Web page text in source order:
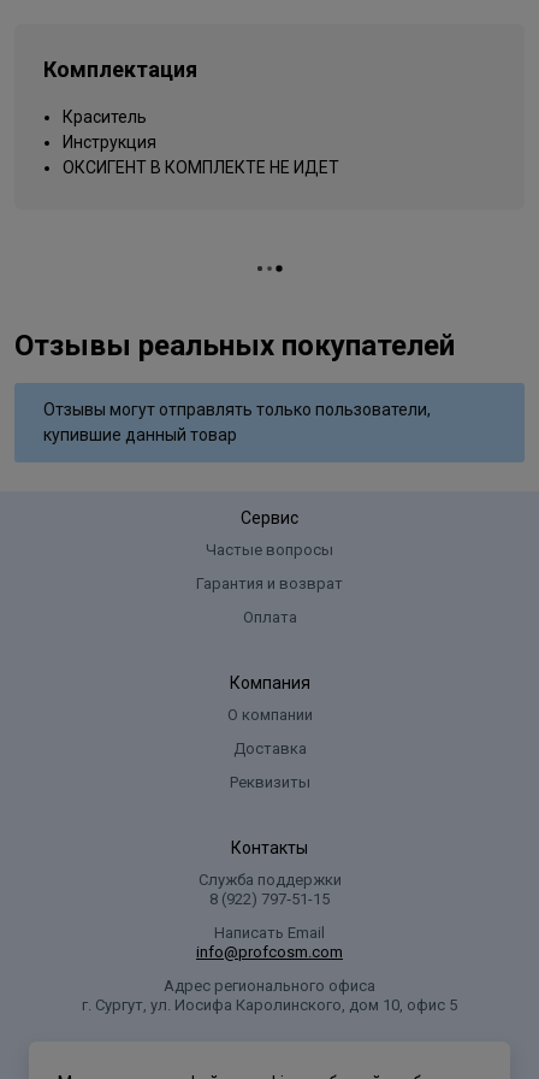
Isomethyl Ionone;Butylphenyl
Aminophenol;N,N-Bis (2-Hydroxyethyl)-p-Phenylenediamine
Sulfate;Sodium Hydrosulfate;Tetrasodium EDTA
Комплектация
Краситель
Инструкция
ОКСИГЕНТ В КОМПЛЕКТЕ НЕ ИДЕТ
Отзывы реальных покупателей
Отзывы могут отправлять только пользователи,
купившие данный товар
Сервис
Частые вопросы
Гарантия и возврат
Оплата
Компания
О компании
Доставка
Реквизиты
Контакты
Служба поддержки
8 (922) 797‑51-15
Написать Email
info@profcosm.com
Адрес регионального офиса
г. Сургут, ул. Иосифа Каролинского, дом 10, офис 5